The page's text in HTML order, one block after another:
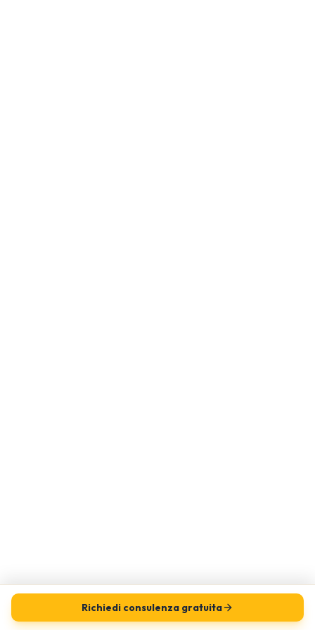
Richiedi consulenza gratuita